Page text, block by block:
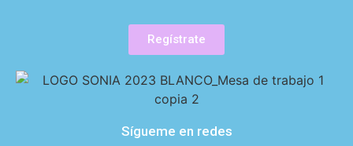
Regístrate
Sígueme en redes